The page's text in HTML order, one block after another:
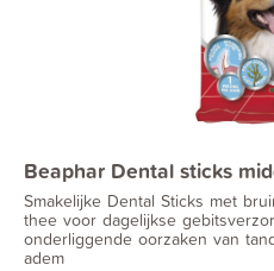
Beaphar Dental sticks
Smakelijke Dental Sticks met
thee voor dagelijkse
onderliggende oorzaken van
adem